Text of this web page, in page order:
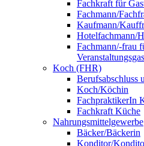
Fachkraft für
Fachmann/
Kaufmann/
Hotelfachmann/
Fachmann/-frau
Koch (FHR)
Berufsabschluss
Koch/Köchin
FachpraktikerIn
Fachkraft Küche
Nahrungsmittelgewerbe
Bäcker/Bäckerin
Konditor/